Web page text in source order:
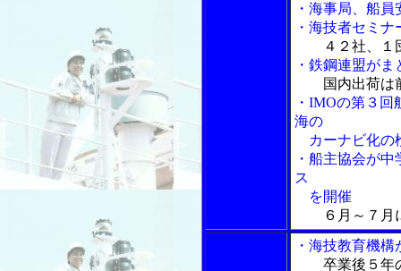
・海事局、船
・海技者セミ
４２社、１
・鉄鋼連盟が
国内出荷は
・IMOの第３
海の
カーナビ化の
・船主協会が
ス
を開催
６月～７月
・海技教育機
卒業後５年